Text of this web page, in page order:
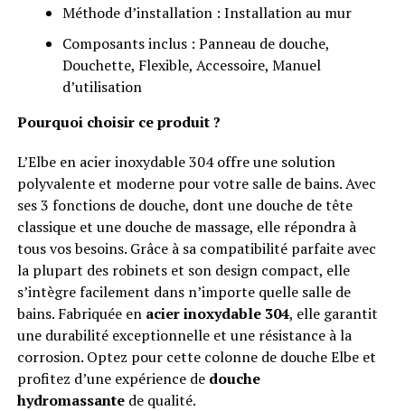
Méthode d’installation : Installation au mur
Composants inclus : Panneau de douche,
Douchette, Flexible, Accessoire, Manuel
d’utilisation
Pourquoi choisir ce produit ?
L’Elbe en acier inoxydable 304 offre une solution
polyvalente et moderne pour votre salle de bains. Avec
ses 3 fonctions de douche, dont une douche de tête
classique et une douche de massage, elle répondra à
tous vos besoins. Grâce à sa compatibilité parfaite avec
la plupart des robinets et son design compact, elle
s’intègre facilement dans n’importe quelle salle de
bains. Fabriquée en acier inoxydable 304, elle garantit
une durabilité exceptionnelle et une résistance à la
corrosion. Optez pour cette colonne de douche Elbe et
profitez d’une expérience de douche
hydromassantede qualité.